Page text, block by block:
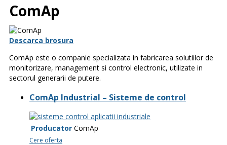
ComAp
Descarca brosura
ComAp este o companie specializata in fabricarea solutiilor de
monitorizare, management si control electronic, utilizate in
sectorul generarii de putere.
ComAp Industrial – Sisteme de control
Producator ComAp
Cere oferta